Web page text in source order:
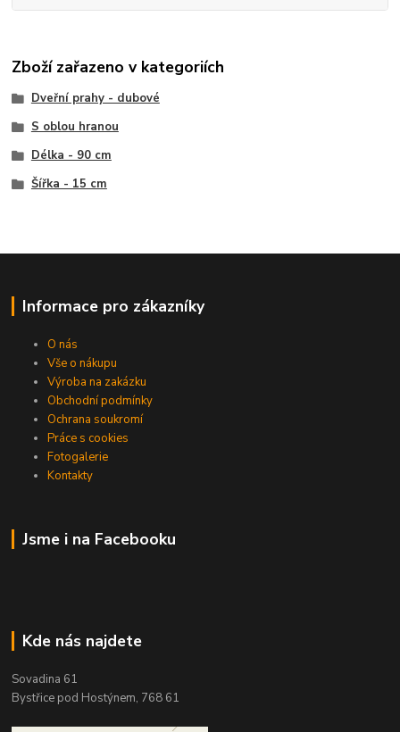
Zboží zařazeno v kategoriích
Dveřní prahy - dubové
S oblou hranou
Délka - 90 cm
Šířka - 15 cm
Informace pro zákazníky
O nás
Vše o nákupu
Výroba na zakázku
Obchodní podmínky
Ochrana soukromí
Práce s cookies
Fotogalerie
Kontakty
Jsme i na Facebooku
Kde nás najdete
Sovadina 61
Bystřice pod Hostýnem, 768 61